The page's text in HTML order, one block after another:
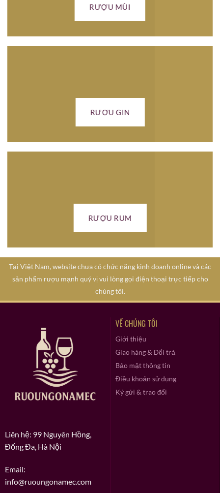
RƯỢU MÙI
RƯỢU GIN
RƯỢU RUM
Tại Việt Nam, website chưa có chức năng kinh doanh online và các
sản phẩm rượu mạnh quý vị vui lòng gọi điện thoại trực tiếp cho
chúng tôi.
Liên hệ: 99 Nguyên Hồng,
Đống Đa, Hà Nội
Email:
info@ruoungonamec.com
VỀ CHÚNG TÔI
Giới thiệu
Giao hàng & Đổi trả
Bảo mật thông tin
Điều khoản sử dụng
Ký gửi & trao đổi